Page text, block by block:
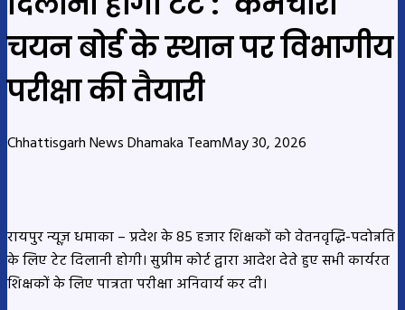
चयन बोर्ड के स्थान पर विभागीय
परीक्षा की तैयारी
Chhattisgarh News Dhamaka TeamMay 30, 2026
रायपुर न्यूज़ धमाका – प्रदेश के 85 हजार शिक्षकों को वेतनवृद्धि-पदोन्नति
के लिए टेट दिलानी होगी। सुप्रीम कोर्ट द्वारा आदेश देते हुए सभी कार्यरत
शिक्षकों के लिए पात्रता परीक्षा अनिवार्य कर दी।